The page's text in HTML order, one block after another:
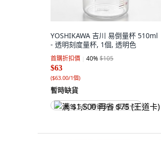
YOSHIKAWA 吉川 易倒量杯 510ml
- 透明刻度量杯, 1個, 透明色
首購折扣價 40%$105
$63
($63.00/1個)
暫時缺貨
满 $1,500 再省 $75 (王道卡)